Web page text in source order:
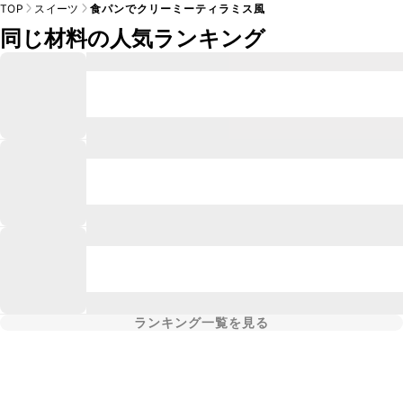
TOP スイーツ 食パンでクリーミーティラミス風
同じ材料の人気ランキング
ランキング一覧を見る